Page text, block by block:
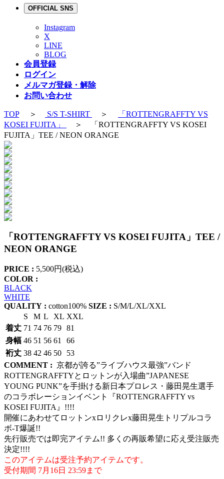
OFFICIAL SNS
Instagram
X
LINE
BLOG
会員登録
ログイン
メルマガ登録・解除
お問い合わせ
TOP＞ S/S T-SHIRT ＞
「ROTTENGRAFFTY VS
KOSEI FUJITA」
＞ 「ROTTENGRAFFTY VS KOSEI
FUJITA」TEE / NEON ORANGE
「ROTTENGRAFFTY VS KOSEI FUJITA」TEE /
NEON ORANGE
PRICE : 5,500円(税込)
COLOR :
BLACK
WHITE
QUALITY : cotton100% SIZE : S/M/L/XL/XXL
S
M L XL XXL
着丈 71 74 76 79 81
身幅 46 51 56 61
66
裄丈 38 42 46 50
53
COMMENT : 京都が誇る”ライブハウス最強”バンド
ROTTENGRAFFTYとロットンが入場曲”JAPANESE
YOUNG PUNK”を手掛ける新日本プロレス・藤田晃生選手
のコラボレーションイベント『ROTTENGRAFFTY vs
KOSEI FUJITA』!!!!
開催にあわせてロットンxロリクレx藤田晃生トリプルコラ
ボ-T爆誕!!
先行販売では即完アイテム!! 多くの再販希望に応え受注販売
決定!!!!
このアイテムは受注予約アイテムです。
受付期間 7月16日 23:59まで